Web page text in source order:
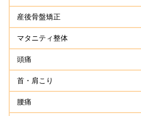
産後骨盤矯正
マタニティ整体
頭痛
首・肩こり
腰痛